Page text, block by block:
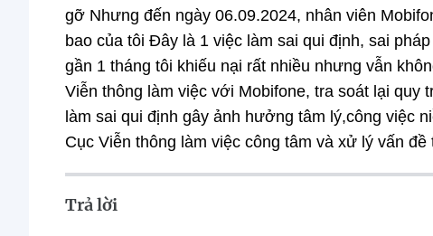
gỡ Nhưng đến ngày 06.09.2024, nhân viên
bao của tôi Đây là 1 việc làm sai qui định, sai
gần 1 tháng tôi khiếu nại rất nhiều nhưng vẫn
Viễn thông làm việc với Mobifone, tra soát lại quy
làm sai qui định gây ảnh hưởng tâm lý,công việc
Cục Viễn thông làm việc công tâm và xử lý vấn đề
Trả lời